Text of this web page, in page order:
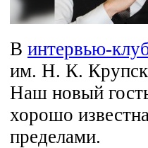
В интервью-
им. Н. К.
Наш новый
хорошо
пределами.